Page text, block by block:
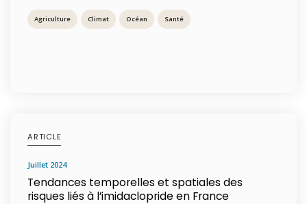
Agriculture Climat Océan Santé
ARTICLE
juillet 2024
Tendances temporelles et spatiales des
risques liés à l’imidaclopride en France